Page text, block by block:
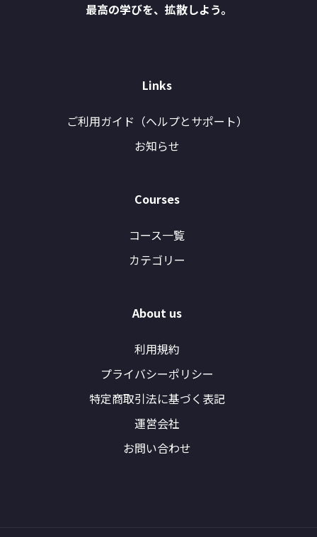
最高の学びを、拡散しよう。
Links
ご利用ガイド（ヘルプとサポート）
お知らせ
Courses
コース一覧
カテゴリー
About us
利用規約
プライバシーポリシー
特定商取引法に基づく表記
運営会社
お問い合わせ